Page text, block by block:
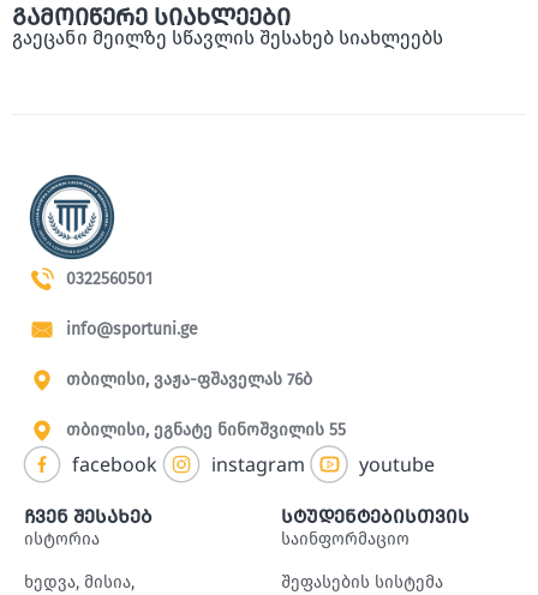
გამოიწერე სიახლეები
გაეცანი მეილზე სწავლის შესახებ სიახლეებს
0322560501
info@sportuni.ge
თბილისი, ვაჟა-ფშაველას 76ბ
თბილისი, ეგნატე ნინოშვილის 55
facebook instagram youtube
ჩვენ შესახებ
ისტორია
ხედვა, მისია,
სტუდენტებისთვის
საინფორმაციო
შეფასების სისტემა